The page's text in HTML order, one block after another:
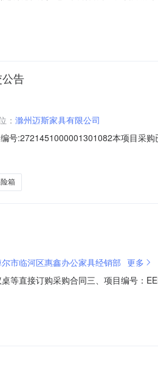
号房联系方式：13751609890六、
告
： 滁州迈斯家具有限公司
:2721451000001301082本项目采
成交日期:2026年8月7日总成交金额（
箱
市临河区惠鑫办公家具经销部 更多
等直接订购采购合同三、项目编号：
、合同主要信息主要标的名称：蒙西